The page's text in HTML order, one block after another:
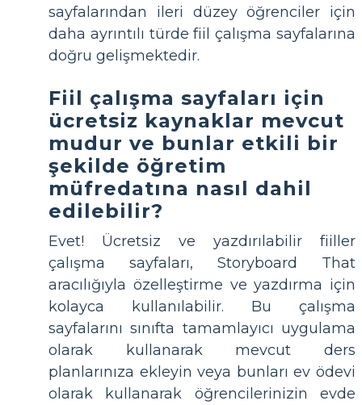
sayfalarından ileri düzey öğrenciler için
daha ayrıntılı türde fiil çalışma sayfalarına
doğru gelişmektedir.
Fiil çalışma sayfaları için
ücretsiz kaynaklar mevcut
mudur ve bunlar etkili bir
şekilde öğretim
müfredatına nasıl dahil
edilebilir?
Evet! Ücretsiz ve yazdırılabilir fiiller
çalışma sayfaları, Storyboard That
aracılığıyla özelleştirme ve yazdırma için
kolayca kullanılabilir. Bu çalışma
sayfalarını sınıfta tamamlayıcı uygulama
olarak kullanarak mevcut ders
planlarınıza ekleyin veya bunları ev ödevi
olarak kullanarak öğrencilerinizin evde